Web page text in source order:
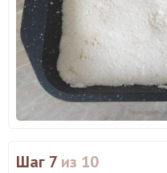
Шаг 7 из 10